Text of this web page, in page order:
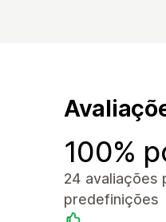
100%
24 avaliações
predefinições